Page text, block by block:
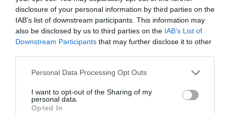
disclosure of your personal information by third parties on the
IAB’s list of downstream participants. This information may
also be disclosed by us to third parties on the IAB’s List of
Downstream Participants that may further disclose it to other
Personal Data Processing Opt Outs
I want to opt-out of the Sharing of my
personal data.
Opted In
Απελευθέρωσης
(Ενίοτε Ένοπλης):
Έκθεση στην
Gallery Art
Prisma
Θησαυροί:
Έκθεση στην
Gallery Art
Prisma
us: Ομαδική